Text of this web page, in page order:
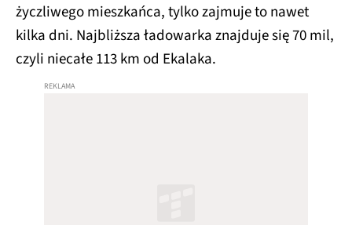
życzliwego mieszkańca, tylko zajmuje to nawet
kilka dni. Najbliższa ładowarka znajduje się 70 mil,
czyli niecałe 113 km od Ekalaka.